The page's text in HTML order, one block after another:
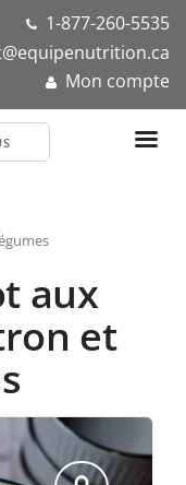
1-877-260-5535
Mon compte
aux
et